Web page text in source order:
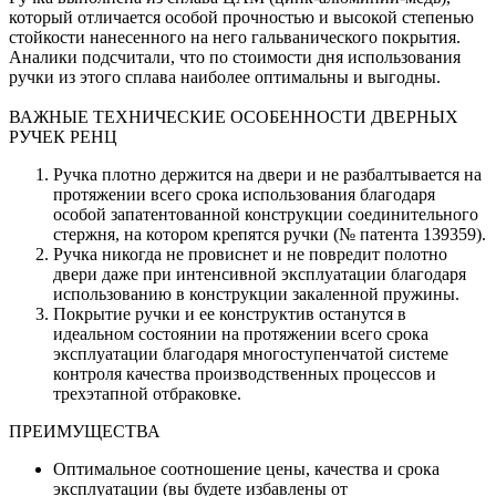
который отличается особой прочностью и высокой степенью
стойкости нанесенного на него гальванического покрытия.
Аналики подсчитали, что по стоимости дня использования
ручки из этого сплава наиболее оптимальны и выгодны.
ВАЖНЫЕ ТЕХНИЧЕСКИЕ ОСОБЕННОСТИ ДВЕРНЫХ
РУЧЕК РЕНЦ
Ручка плотно держится на двери и не разбалтывается на
протяжении всего срока использования благодаря
особой запатентованной конструкции соединительного
стержня, на котором крепятся ручки (№ патента 139359).
Ручка никогда не провиснет и не повредит полотно
двери даже при интенсивной эксплуатации благодаря
использованию в конструкции закаленной пружины.
Покрытие ручки и ее конструктив останутся в
идеальном состоянии на протяжении всего срока
эксплуатации благодаря многоступенчатой системе
контроля качества производственных процессов и
трехэтапной отбраковке.
ПРЕИМУЩЕСТВА
Оптимальное соотношение цены, качества и срока
эксплуатации (вы будете избавлены от